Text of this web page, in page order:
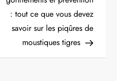
: tout ce que vous devez
savoir sur les piqûres de
moustiques tigres